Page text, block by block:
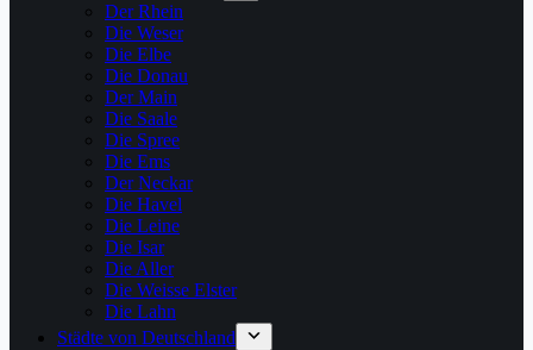
Der Rhein
Die Weser
Die Elbe
Die Donau
Der Main
Die Saale
Die Spree
Die Ems
Der Neckar
Die Havel
Die Leine
Die Isar
Die Aller
Die Weisse Elster
Die Lahn
Städte von Deutschland